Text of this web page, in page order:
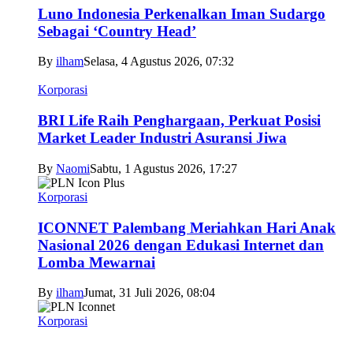
Luno Indonesia Perkenalkan Iman Sudargo
Sebagai ‘Country Head’
By ilhamSelasa, 4 Agustus 2026, 07:32
Korporasi
BRI Life Raih Penghargaan, Perkuat Posisi
Market Leader Industri Asuransi Jiwa
By NaomiSabtu, 1 Agustus 2026, 17:27
Korporasi
ICONNET Palembang Meriahkan Hari Anak
Nasional 2026 dengan Edukasi Internet dan
Lomba Mewarnai
By ilhamJumat, 31 Juli 2026, 08:04
Korporasi